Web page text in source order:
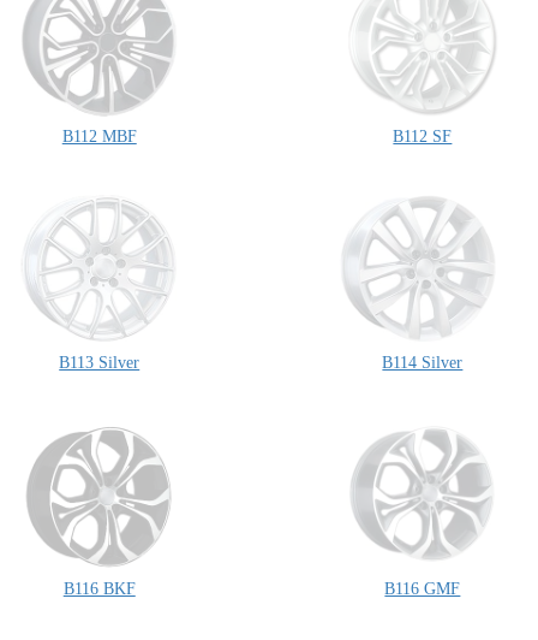
B112 MBF B112 SF
B113 Silver B114 Silver
B116 BKF B116 GMF